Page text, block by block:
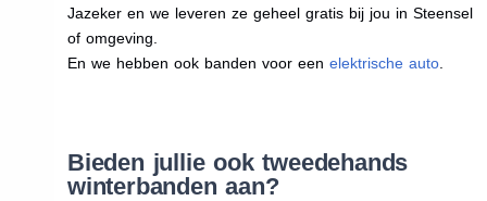
Jazeker en we leveren ze geheel gratis bij jou in Steensel
of omgeving.
En we hebben ook banden voor een elektrische auto.
Bieden jullie ook tweedehands
winterbanden aan?